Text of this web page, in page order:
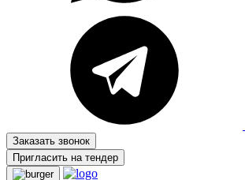
Заказать звонок
Пригласить на тендер